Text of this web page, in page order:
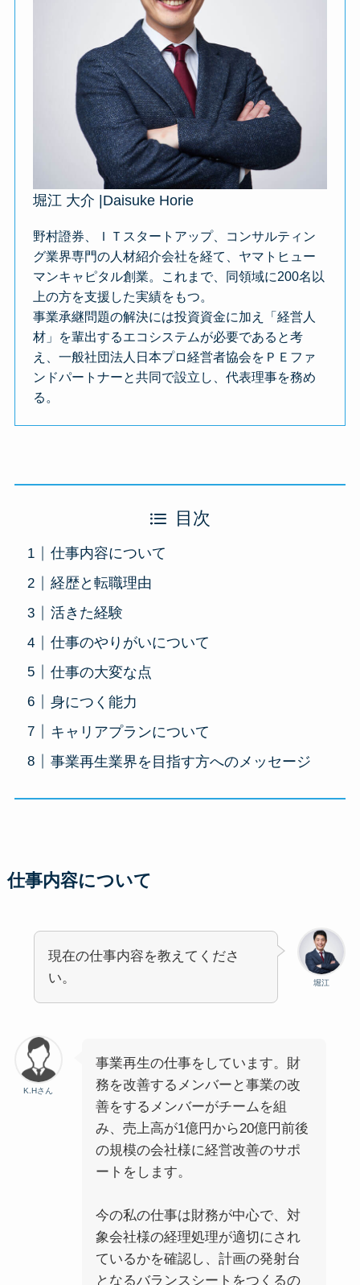
堀江 大介 |Daisuke Horie
野村證券、ＩＴスタートアップ、コンサルティン
グ業界専門の人材紹介会社を経て、ヤマトヒュー
マンキャピタル創業。これまで、同領域に200名以
上の方を支援した実績をもつ。
事業承継問題の解決には投資資金に加え「経営人
材」を輩出するエコシステムが必要であると考
え、一般社団法人日本プロ経営者協会をＰＥファ
ンドパートナーと共同で設立し、代表理事を務め
る。
目次
仕事内容について
経歴と転職理由
活きた経験
仕事のやりがいについて
仕事の大変な点
身につく能力
キャリアプランについて
事業再生業界を目指す方へのメッセージ
仕事内容について
堀江
現在の仕事内容を教えてくださ
い。
K.Hさん
事業再生の仕事をしています。財
務を改善するメンバーと事業の改
善をするメンバーがチームを組
み、売上高が1億円から20億円前後
の規模の会社様に経営改善のサポ
ートをします。
今の私の仕事は財務が中心で、対
象会社様の経理処理が適切にされ
ているかを確認し、計画の発射台
となるバランスシートをつくるの